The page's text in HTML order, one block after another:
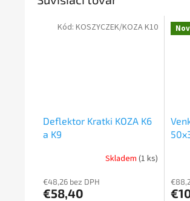
Deflektor Kratki KOZA K6
a K9
Skladem (1 ks)
€48,26 bez DPH
€58,40
Kód: KOSZYCZEK/KOZA K10